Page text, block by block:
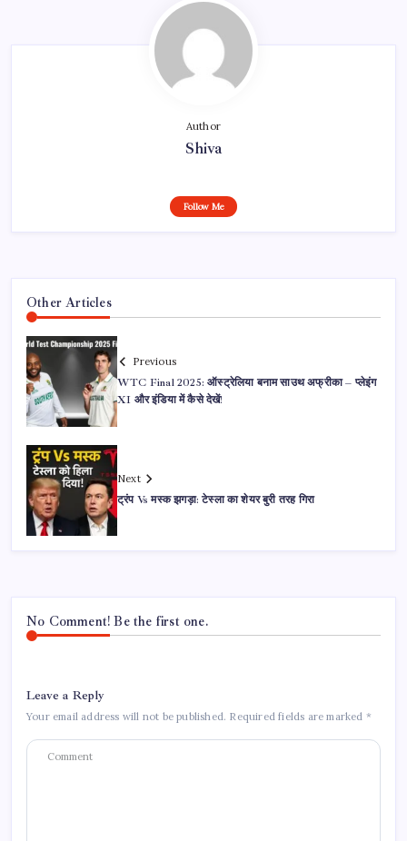
Author
Shiva
Follow Me
Other Articles
Previous
WTC Final 2025: ऑस्ट्रेलिया बनाम साउथ अफ्रीका – प्लेइंग
XI और इंडिया में कैसे देखें!
Next
ट्रंप Vs मस्क झगड़ा: टेस्ला का शेयर बुरी तरह गिरा
No Comment! Be the first one.
Leave a Reply
Your email address will not be published. Required fields are marked *